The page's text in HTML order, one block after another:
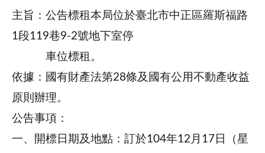
主旨：公告標租本局位於臺北市中正區羅斯福路
1段119巷9-2號地下室停
車位標租。
依據：國有財產法第28條及國有公用不動產收益
原則辦理。
公告事項：
一、開標日期及地點：訂於104年12月17日（星